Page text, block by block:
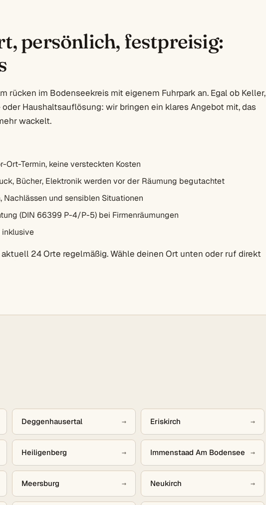
persönlich, festpreisig:
rücken im Bodenseekreis mit eigenem Fuhrpark an. Egal ob Keller,
oder Haushaltsauflösung: wir bringen ein klares Angebot mit, das
wackelt.
Ort-Termin, keine versteckten Kosten
Bücher, Elektronik werden vor der Räumung begutachtet
Nachlässen und sensiblen Situationen
(DIN 66399 P-4/P-5) bei Firmenräumungen
inklusive
24 Orte regelmäßig. Wähle deinen Ort unten oder ruf direkt
Deggenhausertal → Eriskirch →
Heiligenberg → Immenstaad Am Bodensee →
Meersburg → Neukirch →